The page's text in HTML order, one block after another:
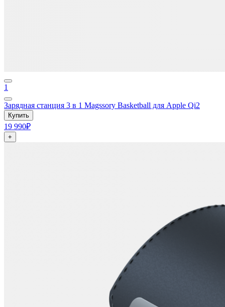
1
Зарядная станция 3 в 1 Magssory Basketball для Apple Qi2
Купить
19 990₽
+